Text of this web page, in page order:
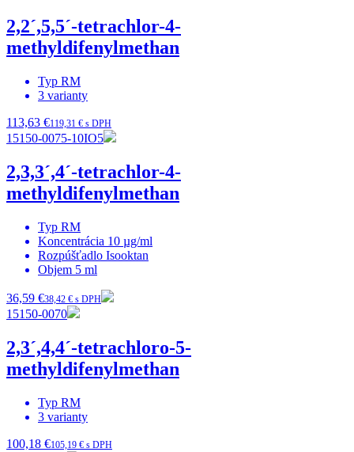
2,2´,5,5´-tetrachlor-4-
methyldifenylmethan
Typ RM
3 varianty
113,63 €119,31 € s DPH
15150-0075-10IO5
2,3,3´,4´-tetrachlor-4-
methyldifenylmethan
Typ RM
Koncentrácia 10 µg/ml
Rozpúšťadlo Isooktan
Objem 5 ml
36,59 €38,42 € s DPH
15150-0070
2,3´,4,4´-tetrachloro-5-
methyldifenylmethan
Typ RM
3 varianty
100,18 €105,19 € s DPH